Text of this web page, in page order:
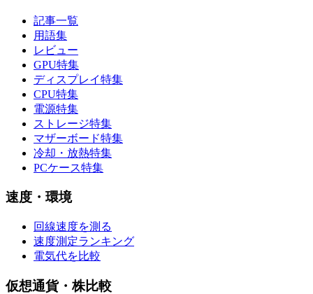
記事一覧
用語集
レビュー
GPU特集
ディスプレイ特集
CPU特集
電源特集
ストレージ特集
マザーボード特集
冷却・放熱特集
PCケース特集
速度・環境
回線速度を測る
速度測定ランキング
電気代を比較
仮想通貨・株比較